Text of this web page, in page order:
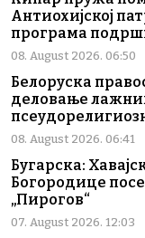
Антиохијској
програма
08. August 2026. 06:50
Белоруска
деловање
08. August 2026. 06:41
Бугарска:
Богородице
„Пирогов“
07. August 2026. 12:03